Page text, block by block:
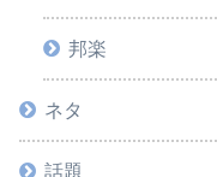
邦楽
ネタ
話題